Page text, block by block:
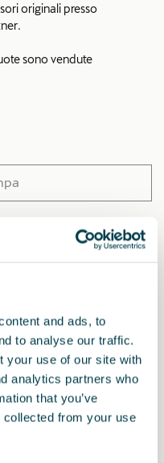
and ads, to
to analyse our traffic.
your use of our site with
analytics partners who
that you’ve
collected from your use
originali presso
sono vendute
anche